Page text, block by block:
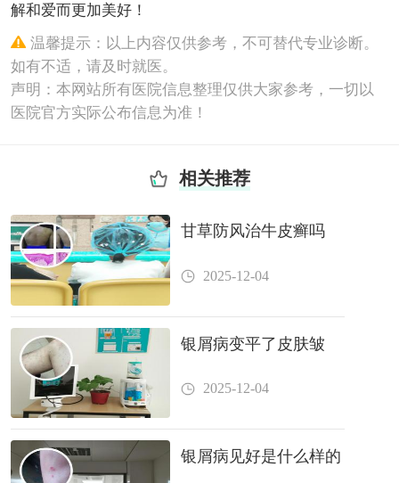
解和爱而更加美好！
温馨提示：以上内容仅供参考，不可替代专业诊断。
如有不适，请及时就医。
声明：本网站所有医院信息整理仅供大家参考，一切以
医院官方实际公布信息为准！
相关推荐
甘草防风治牛皮癣吗
2025-12-04
银屑病变平了皮肤皱
2025-12-04
银屑病见好是什么样的